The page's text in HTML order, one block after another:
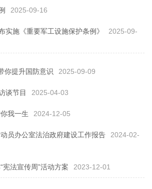
2025-09-16
实施《重要军工设施保护条例》
2025-09-
你提升国防意识 2025-09-09
谈节目 2025-04-03
我一生 2024-12-05
员办公室法治政府建设工作报告
2024-02-
宪法宣传周”活动方案 2023-12-01